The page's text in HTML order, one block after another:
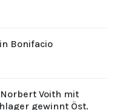
Bonifacio
Voith mit
gewinnt Öst.